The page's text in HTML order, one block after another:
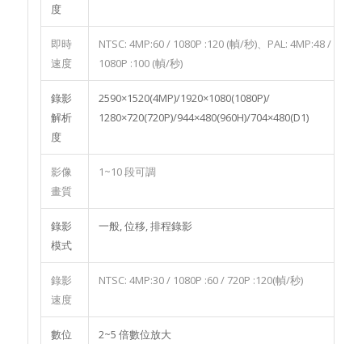
度
即時
速度
NTSC: 4MP:60 / 1080P :120 (幀/秒)、PAL: 4MP:48 /
1080P :100 (幀/秒)
錄影
解析
度
2590×1520(4MP)/1920×1080(1080P)/
1280×720(720P)/944×480(960H)/704×480(D1)
影像
畫質
1~10 段可調
錄影
模式
一般, 位移, 排程錄影
錄影
速度
NTSC: 4MP:30 / 1080P :60 / 720P :120(幀/秒)
數位
2~5 倍數位放大